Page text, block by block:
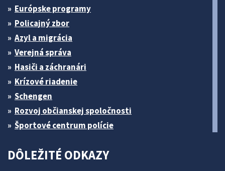
Európske programy
Policajný zbor
Azyl a migrácia
Verejná správa
Hasiči a záchranári
Krízové riadenie
Schengen
Rozvoj občianskej spoločnosti
Športové centrum polície
DÔLEŽITÉ ODKAZY